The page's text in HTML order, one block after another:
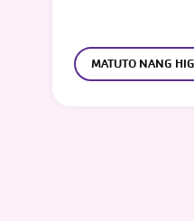
MATUTO NANG